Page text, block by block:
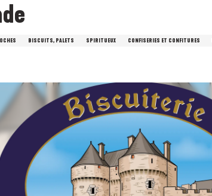
BISCUITS, PALETS SPIRITUEUX CONFISERIES ET CONFITURES